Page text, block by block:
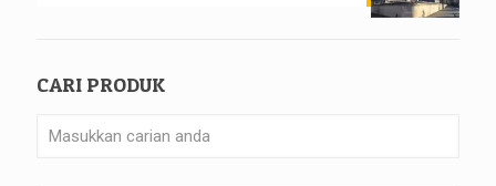
CARI PRODUK